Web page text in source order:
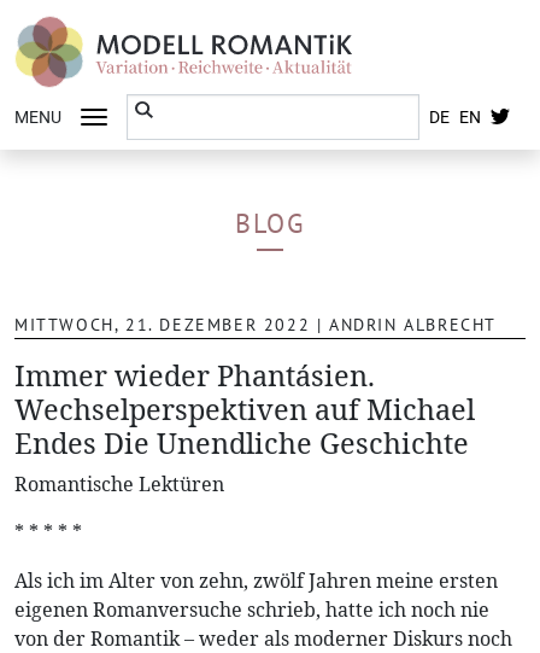
MENU DE EN
BLOG
MITTWOCH, 21. DEZEMBER 2022 |ANDRIN ALBRECHT
Immer wieder Phantásien.
Wechselperspektiven auf Michael
Endes Die Unendliche Geschichte
Romantische Lektüren
* * * * *
Als ich im Alter von zehn, zwölf Jahren meine ersten
eigenen Romanversuche schrieb, hatte ich noch nie
von der Romantik – weder als moderner Diskurs noch